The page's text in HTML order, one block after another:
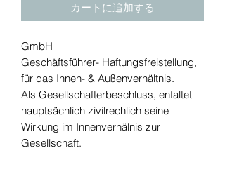
カートに追加する
GmbH
Geschäftsführer- Haftungsfreistellung,
für das Innen- & Außenverhältnis.
Als Gesellschafterbeschluss, enfaltet
hauptsächlich zivilrechlich seine
Wirkung im Innenverhälnis zur
Gesellschaft.